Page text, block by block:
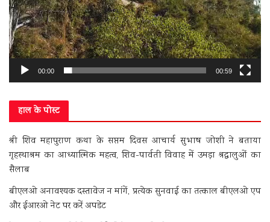
00:00 00:59
हाल के पोस्ट
श्री शिव महापुराण कथा के सप्तम दिवस आचार्य सुभाष जोशी ने बताया
गृहस्थाश्रम का आध्यात्मिक महत्व, शिव-पार्वती विवाह में उमड़ा श्रद्धालुओं का
सैलाब
बीएलओ अनावश्यक दस्तावेज न मांगें, प्रत्येक सुनवाई का तत्काल बीएलओ एप
और ईआरओ नेट पर करें अपडेट